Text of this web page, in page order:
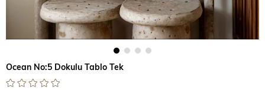
Ocean No:5 Dokulu Tablo Tek